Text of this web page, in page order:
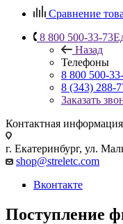
Сравнение
8 800 500-33-73
Назад
Телефоны
8 800 500-
8 (343) 288-
Заказать
Контактная информация
г. Екатеринбург, ул.
shop@streletc.com
Вконтакте
Поступление